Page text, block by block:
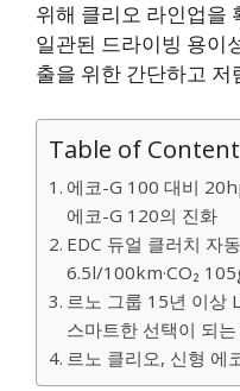
위해 클리오 라인업을
일관된 드라이빙 용이
출을 위한 간단하고 저
Table of
에코-G 100 대비
에코-G 120의 진화
EDC 듀얼 클러치 자
6.5l/100km·CO₂
르노 그룹 15년 이상
스마트한 선택이 되
르노 클리오, 신형 에